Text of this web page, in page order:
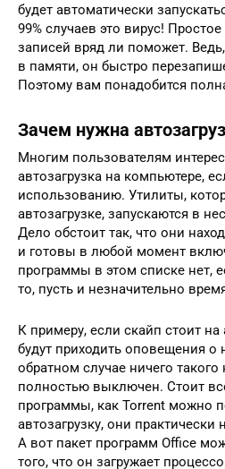
будет автоматически
99% случаев это вирус!
записей вряд ли поможет.
в памяти, он быстро
Поэтому вам понадобится
Зачем нужна
Многим пользователям
автозагрузка на компьютере,
использованию. Утилиты,
автозагрузке, запускаются в
Дело обстоит так, что они
и готовы в любой момент
программы в этом списке нет,
то, пусть и незначительно
К примеру, если скайп стоит на
будут приходить оповещения
обратном случае ничего
полностью выключен. Стоит
программы, как Torrent можно
автозагрузку, они практически
А вот пакет программ Office
того, что он загружает